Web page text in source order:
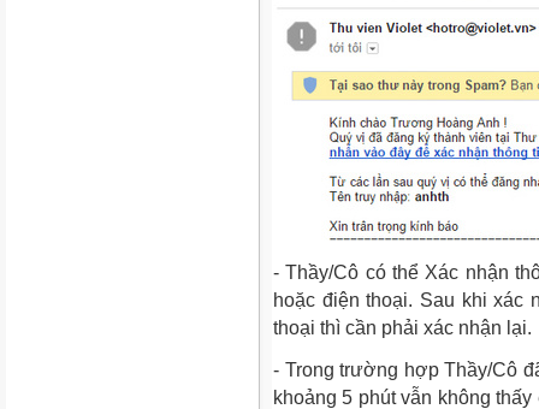
- Thầy/Cô có thể Xác nhận
hoặc điện thoại. Sau khi xác
thoại thì cần phải xác nhận lại.
- Trong trường hợp Thầy/Cô
khoảng 5 phút vẫn không